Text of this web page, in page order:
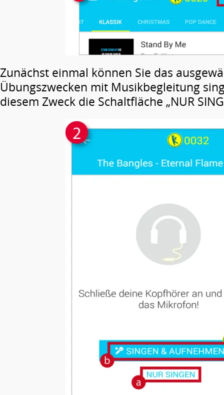
Zunächst einmal können Sie das
Übungszwecken mit Musikbegleitung
diesem Zweck die Schaltfläche „NUR